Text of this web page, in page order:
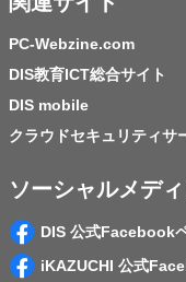
PC-Webzine.com
DIS教育ICT総合サイト
DIS mobile
クラウドセキュリティサ
ソーシャルメデ
DIS 公式Facebook
iKAZUCHI 公式